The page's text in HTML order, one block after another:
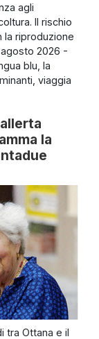
agli
Il rischio
la riproduzione
2026 -
blu, la
viaggia
la
tra Ottana e il